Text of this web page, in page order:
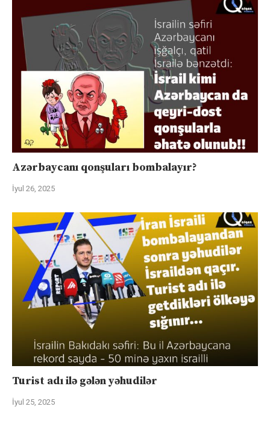
Azərbaycanı qonşuları bombalayır?
İyul 26, 2025
Turist adı ilə gələn yəhudilər
İyul 25, 2025